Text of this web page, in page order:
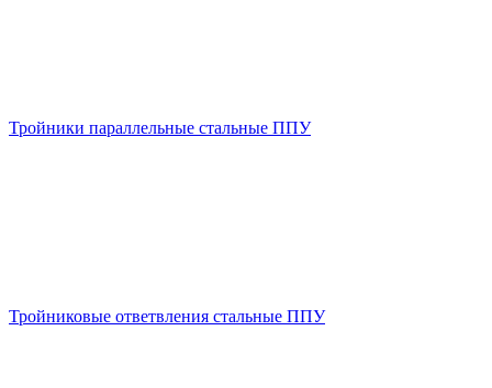
Тройники параллельные стальные ППУ
Тройниковые ответвления стальные ППУ